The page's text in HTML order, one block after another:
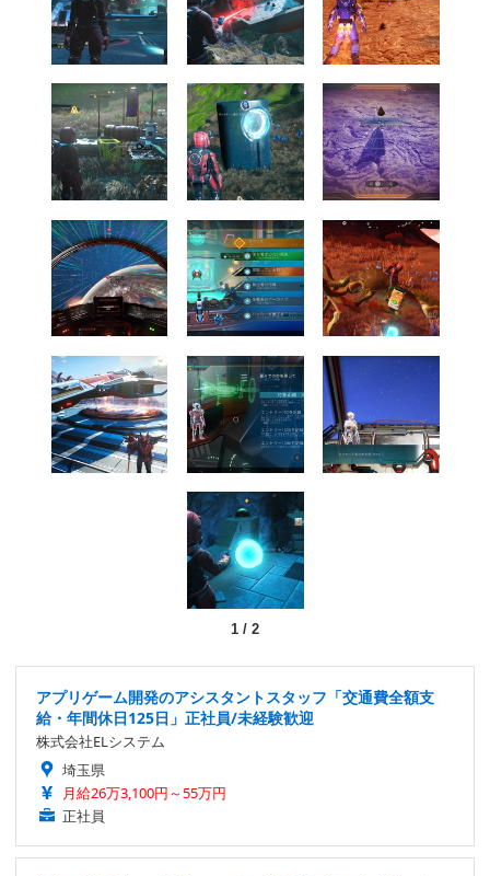
1/ 2
アプリゲーム開発のアシスタントスタッフ「交通費全額支
給・年間休日125日」正社員/未経験歓迎
株式会社ELシステム
埼玉県
月給26万3,100円～55万円
正社員